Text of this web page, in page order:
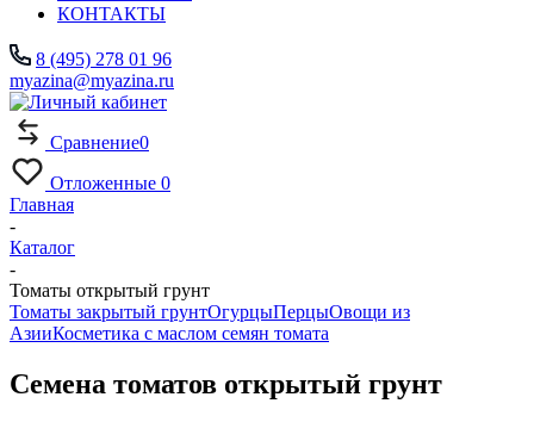
КОНТАКТЫ
8 (495) 278 01 96
myazina@myazina.ru
Сравнение0
Отложенные 0
Главная
-
Каталог
-
Томаты открытый грунт
Томаты закрытый грунтОгурцыПерцыОвощи из
АзииКосметика с маслом семян томата
Семена томатов открытый грунт